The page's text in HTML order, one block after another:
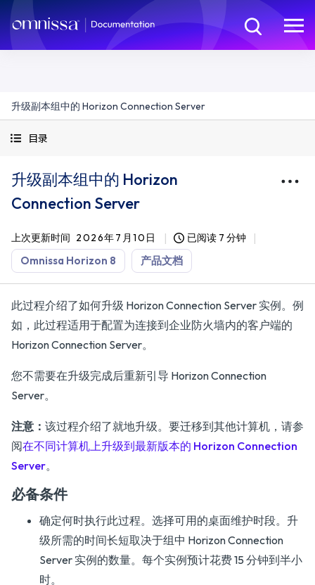
升级副本组中的 Horizon Connection Server
目录
升级副本组中的 Horizon
Connection Server
上次更新时间 2026年7月10日 已阅读 7 分钟
Omnissa Horizon 8 产品文档
此过程介绍了如何升级 Horizon Connection Server 实例。例
如，此过程适用于配置为连接到企业防火墙内的客户端的
Horizon Connection Server。
您不需要在升级完成后重新引导 Horizon Connection
Server。
注意： 该过程介绍了就地升级。要迁移到其他计算机，请参
阅在不同计算机上升级到最新版本的 Horizon Connection
Server。
必备条件
确定何时执行此过程。选择可用的桌面维护时段。升
级所需的时间长短取决于组中 Horizon Connection
Server 实例的数量。每个实例预计花费 15 分钟到半小
时。